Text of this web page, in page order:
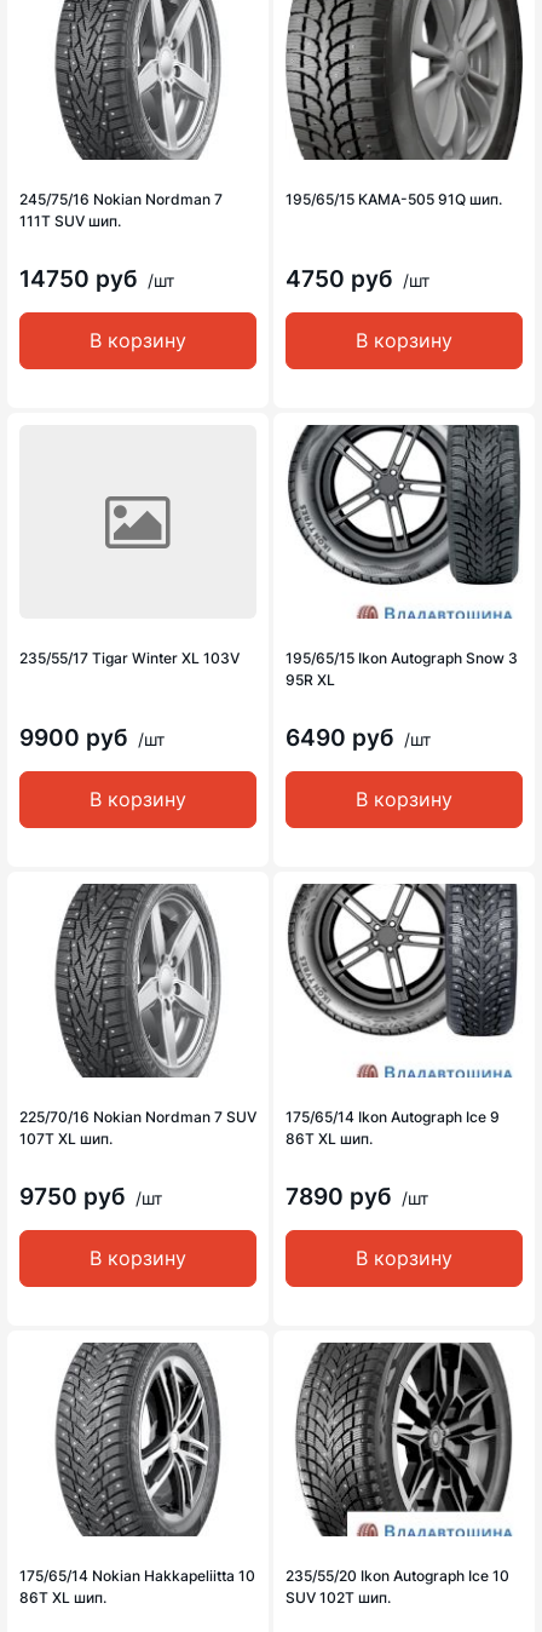
245/75/16 Nokian Nordman 7
111T SUV шип.
14750 руб /шт
В корзину
195/65/15 КАМА-505 91Q шип.
4750 руб /шт
В корзину
235/55/17 Tigar Winter XL 103V
9900 руб /шт
В корзину
195/65/15 Ikon Autograph Snow 3
95R XL
6490 руб /шт
В корзину
225/70/16 Nokian Nordman 7 SUV
107T XL шип.
9750 руб /шт
В корзину
175/65/14 Ikon Autograph Ice 9
86T XL шип.
7890 руб /шт
В корзину
175/65/14 Nokian Hakkapeliitta 10
86T XL шип.
235/55/20 Ikon Autograph Ice 10
SUV 102T шип.